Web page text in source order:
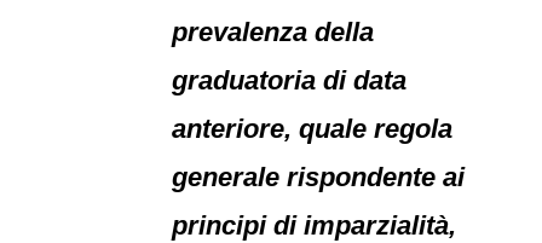
prevalenza della
graduatoria di data
anteriore, quale regola
generale rispondente ai
principi di imparzialità,